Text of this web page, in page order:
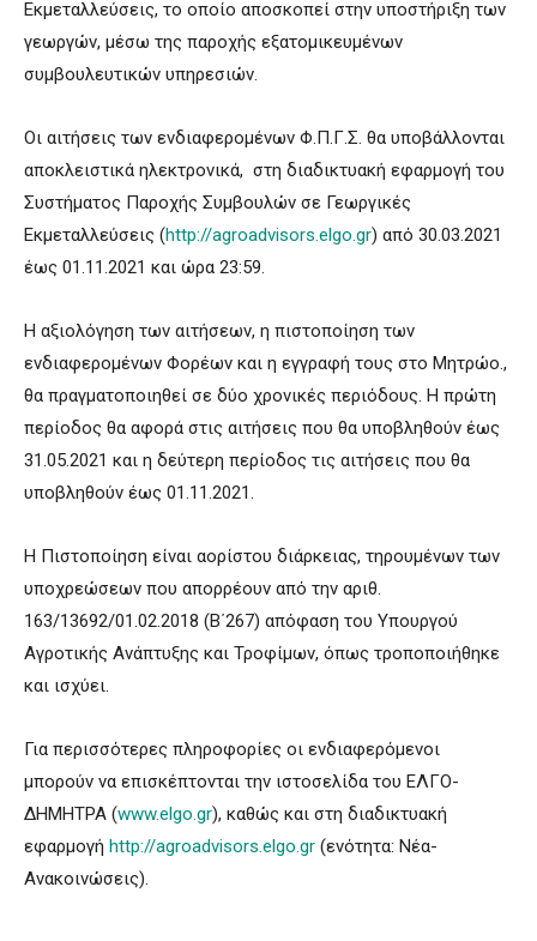
Εκμεταλλεύσεις, το οποίο αποσκοπεί στην υποστήριξη των
γεωργών, μέσω της παροχής εξατομικευμένων
συμβουλευτικών υπηρεσιών.
Οι αιτήσεις των ενδιαφερομένων Φ.Π.Γ.Σ. θα υποβάλλονται
αποκλειστικά ηλεκτρονικά, στη διαδικτυακή εφαρμογή του
Συστήματος Παροχής Συμβουλών σε Γεωργικές
Εκμεταλλεύσεις (http://agroadvisors.elgo.gr) από 30.03.2021
έως 01.11.2021 και ώρα 23:59.
H αξιολόγηση των αιτήσεων, η πιστοποίηση των
ενδιαφερομένων Φορέων και η εγγραφή τους στο Μητρώο.,
θα πραγματοποιηθεί σε δύο χρονικές περιόδους. Η πρώτη
περίοδος θα αφορά στις αιτήσεις που θα υποβληθούν έως
31.05.2021 και η δεύτερη περίοδος τις αιτήσεις που θα
υποβληθούν έως 01.11.2021.
Η Πιστοποίηση είναι αορίστου διάρκειας, τηρουμένων των
υποχρεώσεων που απορρέουν από την αριθ.
163/13692/01.02.2018 (Β΄267) απόφαση του Υπουργού
Αγροτικής Ανάπτυξης και Τροφίμων, όπως τροποποιήθηκε
και ισχύει.
Για περισσότερες πληροφορίες οι ενδιαφερόμενοι
μπορούν να επισκέπτονται την ιστοσελίδα του ΕΛΓΟ-
ΔΗΜΗΤΡΑ (www.elgo.gr), καθώς και στη διαδικτυακή
εφαρμογή http://agroadvisors.elgo.gr (ενότητα: Νέα-
Ανακοινώσεις).